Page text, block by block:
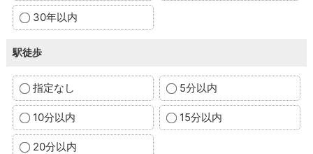
30年以内
駅徒歩
指定なし 5分以内
10分以内 15分以内
20分以内